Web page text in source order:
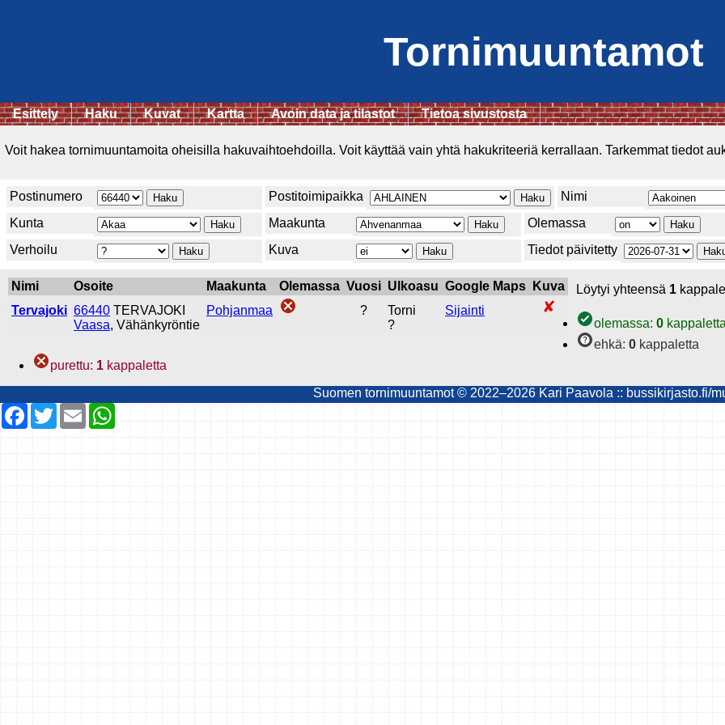
Tornimuuntamot
Esittely Haku Kuvat Kartta Avoin data ja tilastot Tietoa sivustosta
Voit hakea tornimuuntamoita oheisilla hakuvaihtoehdoilla. Voit käyttää vain yhtä hakukriteeriä kerrallaan. Tarkemmat tiedot
Postinumero Postitoimipaikka
Nimi
Kunta
Maakunta Olemassa
Verhoilu
Kuva Tiedot päivitetty
Nimi Osoite Maakunta Olemassa Vuosi Ulkoasu Google Maps
Kuva
Tervajoki 66440 TERVAJOKI
Vaasa, Vähänkyröntie
Pohjanmaa ?
Torni
?
Sijainti
Löytyi yhteensä 1
olemassa: 0 kappaletta
ehkä: 0 kappaletta
purettu: 1 kappaletta
Suomen tornimuuntamot © 2022–2026 Kari Paavola :: bussikirjasto.fi/
Facebook
TwitterEmail